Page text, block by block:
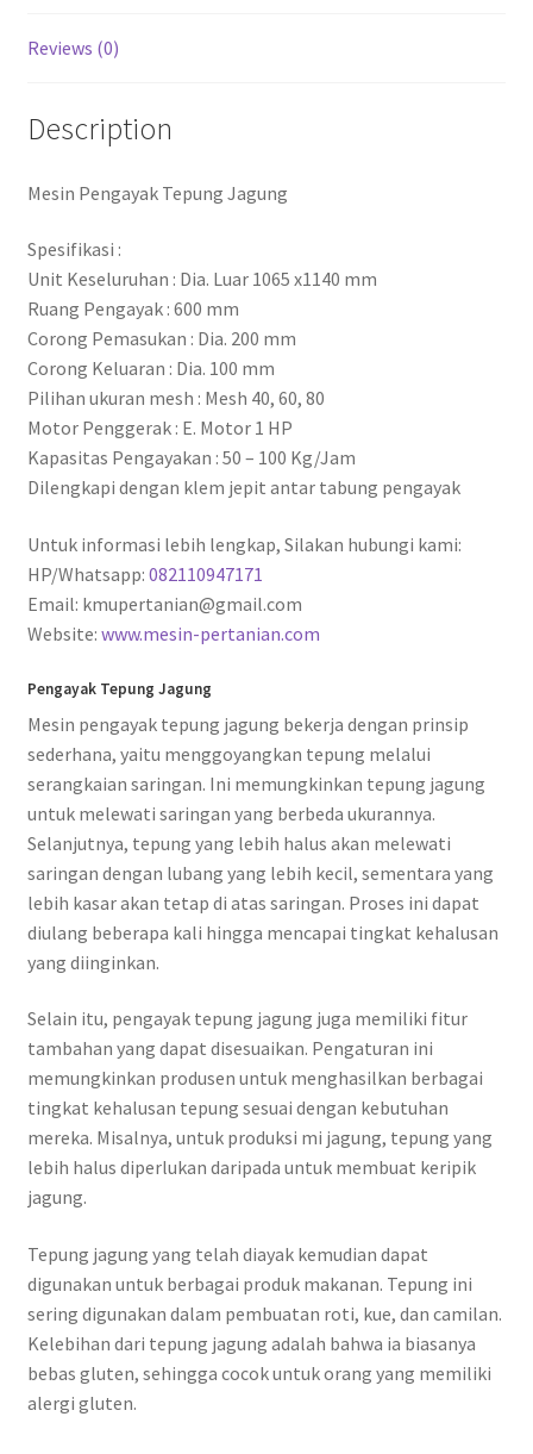
Reviews (0)
Description
Mesin Pengayak Tepung Jagung
Spesifikasi :
Unit Keseluruhan : Dia. Luar 1065 x1140 mm
Ruang Pengayak : 600 mm
Corong Pemasukan : Dia. 200 mm
Corong Keluaran : Dia. 100 mm
Pilihan ukuran mesh : Mesh 40, 60, 80
Motor Penggerak : E. Motor 1 HP
Kapasitas Pengayakan : 50 – 100 Kg/Jam
Dilengkapi dengan klem jepit antar tabung pengayak
Untuk informasi lebih lengkap, Silakan hubungi kami:
HP/Whatsapp: 082110947171
Email: kmupertanian@gmail.com
Website: www.mesin-pertanian.com
Pengayak Tepung Jagung
Mesin pengayak tepung jagung bekerja dengan prinsip
sederhana, yaitu menggoyangkan tepung melalui
serangkaian saringan. Ini memungkinkan tepung jagung
untuk melewati saringan yang berbeda ukurannya.
Selanjutnya, tepung yang lebih halus akan melewati
saringan dengan lubang yang lebih kecil, sementara yang
lebih kasar akan tetap di atas saringan. Proses ini dapat
diulang beberapa kali hingga mencapai tingkat kehalusan
yang diinginkan.
Selain itu, pengayak tepung jagung juga memiliki fitur
tambahan yang dapat disesuaikan. Pengaturan ini
memungkinkan produsen untuk menghasilkan berbagai
tingkat kehalusan tepung sesuai dengan kebutuhan
mereka. Misalnya, untuk produksi mi jagung, tepung yang
lebih halus diperlukan daripada untuk membuat keripik
jagung.
Tepung jagung yang telah diayak kemudian dapat
digunakan untuk berbagai produk makanan. Tepung ini
sering digunakan dalam pembuatan roti, kue, dan camilan.
Kelebihan dari tepung jagung adalah bahwa ia biasanya
bebas gluten, sehingga cocok untuk orang yang memiliki
alergi gluten.